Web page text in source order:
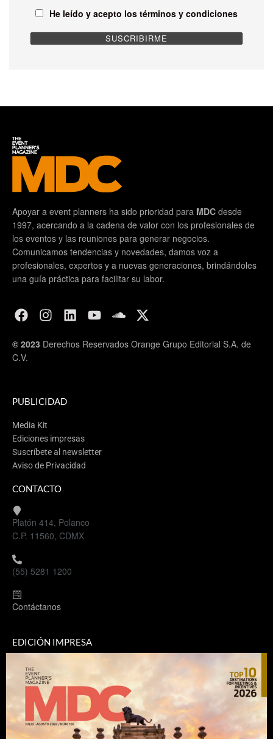
He leído y acepto los términos y condiciones
Apoyar a event planners ha sido prioridad para MDC desde
1997, acercando a la cadena de valor con los profesionales de
los eventos y las reuniones para generar negocios.
Comunicamos tendencias y novedades, damos voz a
profesionales, expertos y a nuevas generaciones, brindándoles
una guía práctica para facilitar su labor.
© 2023 Derechos Reservados Orange Grupo Editorial S.A. de
C.V.
PUBLICIDAD
Media Kit
Ediciones impresas
Suscríbete al newsletter
Aviso de Privacidad
CONTACTO
Platón 414, Polanco
C.P. 11560, CDMX
(55) 5281 1200
Contáctanos
EDICIÓN IMPRESA